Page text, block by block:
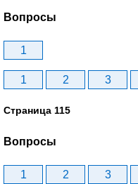
Вопросы
1
1 2 3
Страница 115
Вопросы
1 2 3